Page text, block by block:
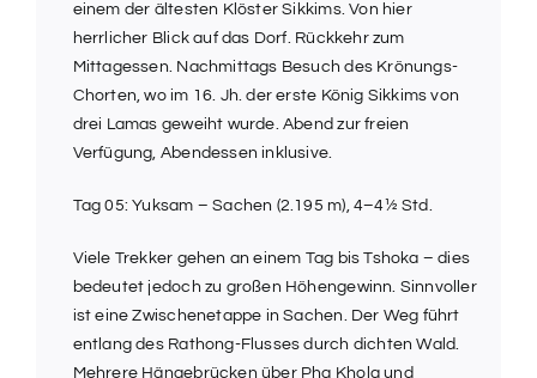
einem der ältesten Klöster Sikkims. Von hier
herrlicher Blick auf das Dorf. Rückkehr zum
Mittagessen. Nachmittags Besuch des Krönungs-
Chorten, wo im 16. Jh. der erste König Sikkims von
drei Lamas geweiht wurde. Abend zur freien
Verfügung, Abendessen inklusive.
Tag 05: Yuksam – Sachen (2.195 m), 4–4½ Std.
Viele Trekker gehen an einem Tag bis Tshoka – dies
bedeutet jedoch zu großen Höhengewinn. Sinnvoller
ist eine Zwischenetappe in Sachen. Der Weg führt
entlang des Rathong-Flusses durch dichten Wald.
Mehrere Hängebrücken über Pha Khola und